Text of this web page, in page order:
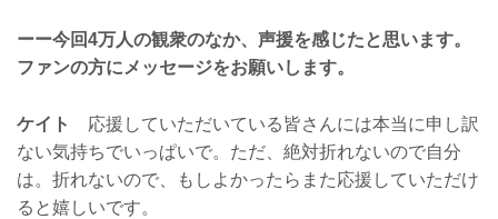
ーー今回4万人の観衆のなか、声援を感じたと思います。
ファンの方にメッセージをお願いします。
ケイト
応援していただいている皆さんには本当に申し訳
ない気持ちでいっぱいで。ただ、絶対折れないので自分
は。折れないので、もしよかったらまた応援していただけ
ると嬉しいです。